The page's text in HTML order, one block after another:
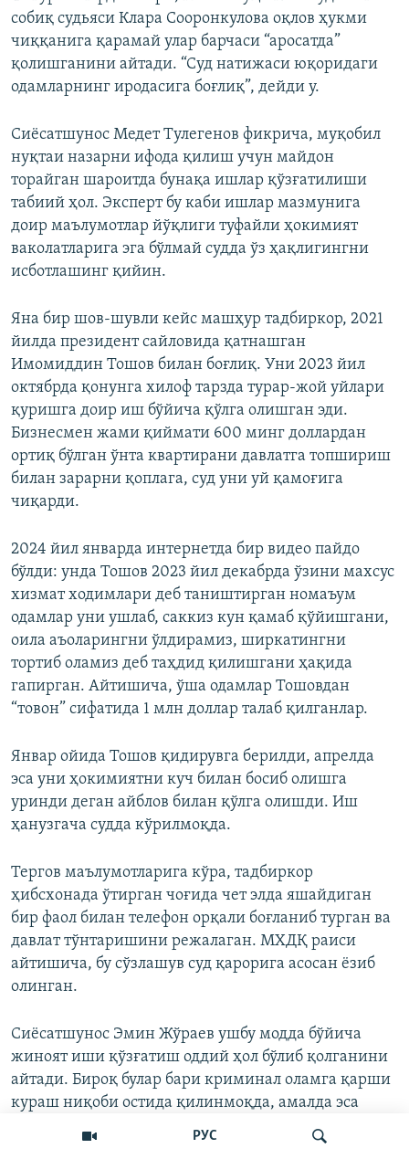
РУС
собиқ судьяси Клара Сооронкулова оқлов ҳукми
чиққанига қарамай улар барчаси “аросатда”
қолишганини айтади. “Суд натижаси юқоридаги
одамларнинг иродасига боғлиқ”, дейди у.
Сиёсатшунос Медет Тулегенов фикрича, муқобил
нуқтаи назарни ифода қилиш учун майдон
торайган шароитда бунақа ишлар қўзғатилиши
табиий ҳол. Эксперт бу каби ишлар мазмунига
доир маълумотлар йўқлиги туфайли ҳокимият
ваколатларига эга бўлмай судда ўз ҳақлигингни
исботлашинг қийин.
Яна бир шов-шувли кейс машҳур тадбиркор, 2021
йилда президент сайловида қатнашган
Имомиддин Тошов билан боғлиқ. Уни 2023 йил
октябрда қонунга хилоф тарзда турар-жой уйлари
қуришга доир иш бўйича қўлга олишган эди.
Бизнесмен жами қиймати 600 минг доллардан
ортиқ бўлган ўнта квартирани давлатга топшириш
билан зарарни қоплага, суд уни уй қамоғига
чиқарди.
2024 йил январда интернетда бир видео пайдо
бўлди: унда Тошов 2023 йил декабрда ўзини махсус
хизмат ходимлари деб таништирган номаъум
одамлар уни ушлаб, саккиз кун қамаб қўйишгани,
оила аъоларингни ўлдирамиз, ширкатингни
тортиб оламиз деб таҳдид қилишгани ҳақида
гапирган. Айтишича, ўша одамлар Тошовдан
“товон” сифатида 1 млн доллар талаб қилганлар.
Январ ойида Тошов қидирувга берилди, апрелда
эса уни ҳокимиятни куч билан босиб олишга
уринди деган айблов билан қўлга олишди. Иш
ҳанузгача судда кўрилмоқда.
Тергов маълумотларига кўра, тадбиркор
ҳибсхонада ўтирган чоғида чет элда яшайдиган
бир фаол билан телефон орқали боғланиб турган ва
давлат тўнтаришини режалаган. МХДҚ раиси
айтишича, бу сўзлашув суд қарорига асосан ёзиб
олинган.
Сиёсатшунос Эмин Жўраев ушбу модда бўйича
жиноят иши қўзғатиш оддий ҳол бўлиб қолганини
айтади. Бироқ булар бари криминал оламга қарши
кураш ниқоби остида қилинмоқда, амалда эса
нафақат мухолифат вакиллари, балки оддий
танқидчилар ҳам таъқиб нишонига айланаётир.